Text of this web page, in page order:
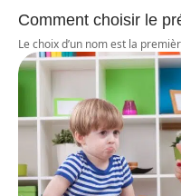
Comment choisir le
Le choix d’un nom est la